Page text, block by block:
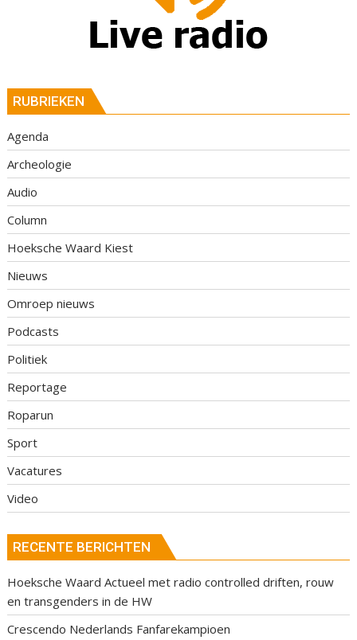
RUBRIEKEN
Agenda
Archeologie
Audio
Column
Hoeksche Waard Kiest
Nieuws
Omroep nieuws
Podcasts
Politiek
Reportage
Roparun
Sport
Vacatures
Video
RECENTE BERICHTEN
Hoeksche Waard Actueel met radio controlled driften, rouw
en transgenders in de HW
Crescendo Nederlands Fanfarekampioen